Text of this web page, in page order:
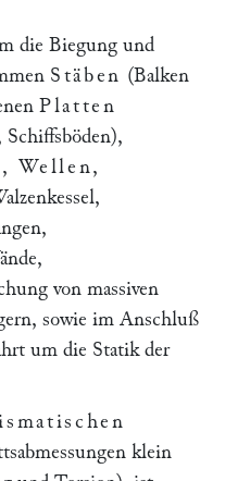
die Biegung und
Stäben (Balken
Platten
Schiffsböden),
Wellen,
von massiven
sowie im Anschluß
um die Statik der
klein